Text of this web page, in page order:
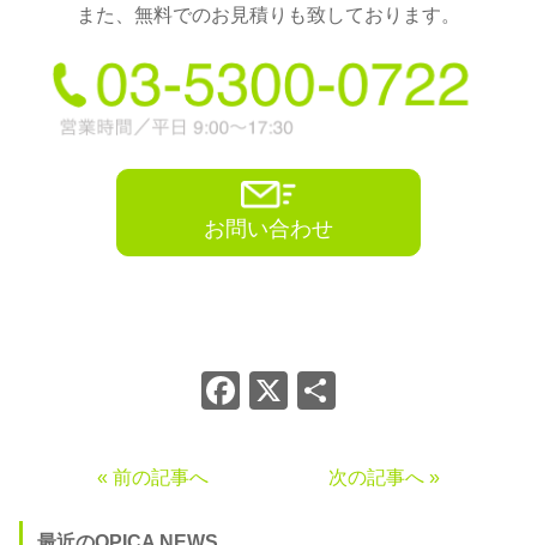
また、無料でのお見積りも致しております。
お問い合わせ
Facebook
X
« 前の記事へ 次の記事へ »